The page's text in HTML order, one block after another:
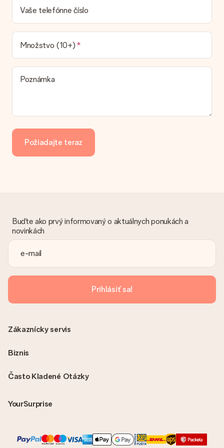
veriť, že náš dopravca dodá váš dar v tento deň.
Aké možnosti doručenia môžem vybrať?
Momentálne nie je možné zvoliť si možnosť doručenia. Dar,
ktorý chcete objednať, je buď odoslaný ako balík alebo ako
doručenie poštovej schránky. Chcete vedieť, na ktorú
možnosť spadá vaša objednávka? Obráťte sa na náš
zákaznícky servis.
Ponúkame tieto spôsoby platby: iDeal, Paypal, kreditná karta,
manuálneho prevodu platby, prosím, vezmite do úvahy
dodatočný 3 dni na doručenie Vášho daru.
Je faktúra odoslaná spolu s objednávkou?
S objednávkou nie je odoslaná žiadna faktúra. Faktúru
svojom účte MySurprise. To znamená, že môžete mať dar
doručený priamo príjemcovi, čo z neho robí skutočné
prekvapenie!
Vaše telefónne číslo
Množstvo (10+)
Poznámka
Požiadajte teraz
Buďte ako prvý informovaný o aktuálnych ponukách a
novinkách
Prihlásiť sa!
Často Kladené Otázky
YourSurprise
Zákaznícky servis
Biznis